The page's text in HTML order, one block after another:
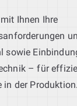
Ihnen Ihre
sowie
– für
der Produktion.